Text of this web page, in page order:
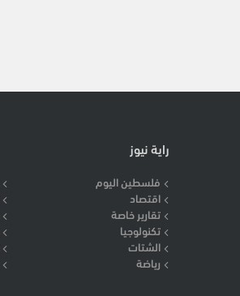
راية نيوز
فلسطين اليوم
اقتصاد
تقارير خاصة
تكنولوجيا
الشتات
رياضة